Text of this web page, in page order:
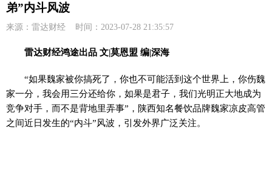
弟”内斗风波
来源：雷达财经 时间：2023-07-28 21:35:57
雷达财经鸿途出品 文|莫恩盟 编|深海
“如果魏家被你搞死了，你也不可能活到这个世界上，你伤魏
家一分，我会用三分还给你，如果是君子，我们光明正大地成为
竞争对手，而不是背地里弄事”，陕西知名餐饮品牌魏家凉皮高管
之间近日发生的“内斗”风波，引发外界广泛关注。